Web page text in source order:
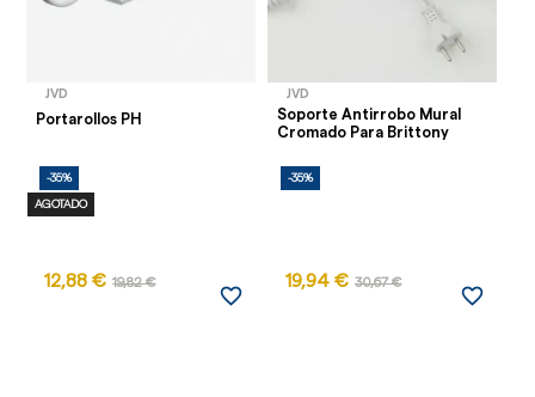
JVD
Portarollos PH
-35%
AGOTADO
12,88 € 19,82 €
favorite_border
JVD
Soporte Antirrobo Mural
Cromado Para Brittony
-35%
19,94 € 30,67 €
favorite_border